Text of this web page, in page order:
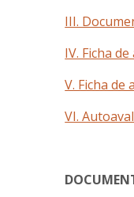
III.
IV. Ficha
V. Ficha de
VI.